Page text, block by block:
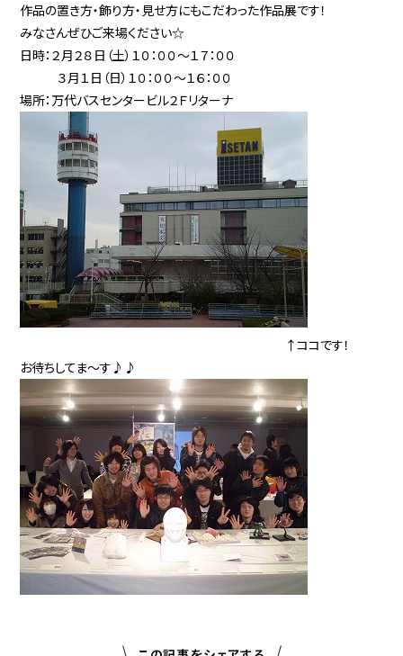
作品の置き方・飾り方・見せ方にもこだわった作品展です！
みなさんぜひご来場ください☆
日時：２月２８日（土）１０：００〜１７：００
３月１日（日）１０：００〜１６：００
場所：万代バスセンタービル２Ｆリターナ
↑ココです！
お待ちしてま〜す♪♪